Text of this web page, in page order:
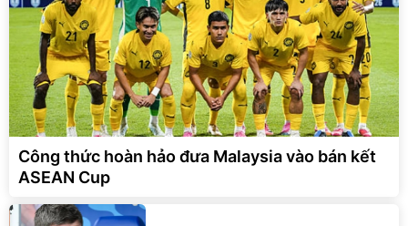
Công thức hoàn hảo đưa Malaysia vào bán kết
ASEAN Cup